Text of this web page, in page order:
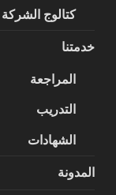
كتالوج الشركة
خدمتنا
المراجعة
التدريب
الشهادات
المدونة